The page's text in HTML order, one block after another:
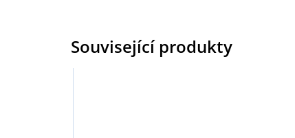
Související produkty